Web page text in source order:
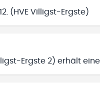
(HVE Villigst-Ergste)
Ergste 2) erhält